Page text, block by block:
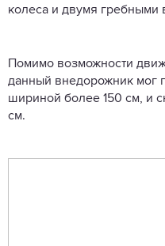
колеса и двумя гребными
Помимо возможности
данный внедорожник мог
шириной более 150 см, и
см.